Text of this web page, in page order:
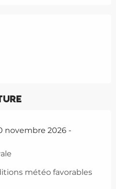
novembre 2026 -
météo favorables